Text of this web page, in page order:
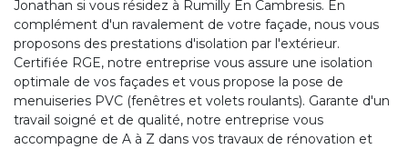
Jonathan si vous résidez à Rumilly En Cambresis. En
complément d'un ravalement de votre façade, nous vous
proposons des prestations d'isolation par l'extérieur.
Certifiée RGE, notre entreprise vous assure une isolation
optimale de vos façades et vous propose la pose de
menuiseries PVC (fenêtres et volets roulants). Garante d'un
travail soigné et de qualité, notre entreprise vous
accompagne de A à Z dans vos travaux de rénovation et